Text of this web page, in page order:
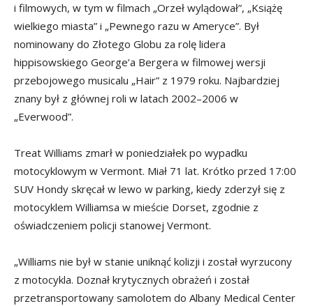
i filmowych, w tym w filmach „Orzeł wylądował”, „Książę
wielkiego miasta” i „Pewnego razu w Ameryce”. Był
nominowany do Złotego Globu za rolę lidera
hippisowskiego George’a Bergera w filmowej wersji
przebojowego musicalu „Hair” z 1979 roku. Najbardziej
znany był z głównej roli w latach 2002–2006 w
„Everwood”.
Treat Williams zmarł w poniedziałek po wypadku
motocyklowym w Vermont. Miał 71 lat. Krótko przed 17:00
SUV Hondy skręcał w lewo w parking, kiedy zderzył się z
motocyklem Williamsa w mieście Dorset, zgodnie z
oświadczeniem policji stanowej Vermont.
„Williams nie był w stanie uniknąć kolizji i został wyrzucony
z motocykla. Doznał krytycznych obrażeń i został
przetransportowany samolotem do Albany Medical Center